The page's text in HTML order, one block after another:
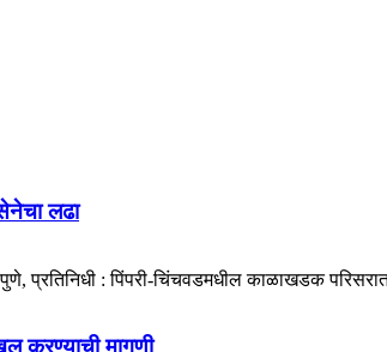
लढा
प्रतिनिधी : पिंपरी-चिंचवडमधील काळाखडक